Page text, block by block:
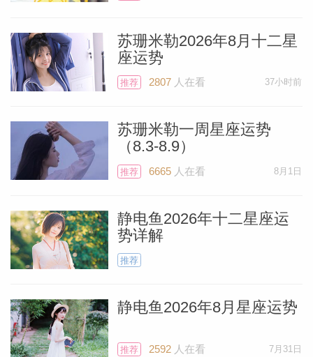
遭环境与结识的人，但工作仍要优先。如果
你并不是因为工作出行，那你可能会有要完
成的目标，需要保持专注。这可能是照管家
与此同时，代表社交、友谊和社群的第十一
宫里聚集了多颗行星——水星、火星、土星
其中一些人可能会成为你长久的朋友（这要
归功于土星）。火星将在白羊座停留至5月
18日，这对你来说是非常吉利的位置。
在接下来的几周里，你会走出家门，社交活
动更加活跃。
苏珊米勒2026年8月十二星
座运势
推荐 2807人在看 37小时前
苏珊米勒一周星座运势
（8.3-8.9）
推荐 6665人在看 8月1日
静电鱼2026年十二星座运
势详解
推荐
静电鱼2026年8月星座运势
推荐 2592人在看 7月31日